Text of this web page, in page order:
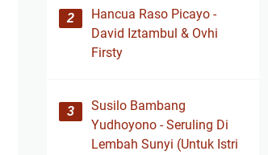
Hancua Raso Picayo -
David Iztambul & Ovhi
Firsty
Susilo Bambang
Yudhoyono - Seruling Di
Lembah Sunyi (Untuk Istri